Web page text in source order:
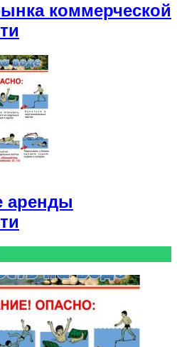
коммерческой
аренды